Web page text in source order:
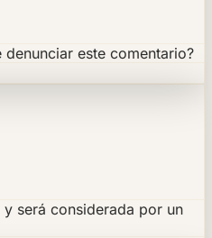
este comentario?
será considerada por un